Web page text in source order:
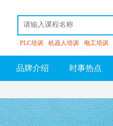
PLC培训 机器人培训 电工培训
品牌介绍 时事热点